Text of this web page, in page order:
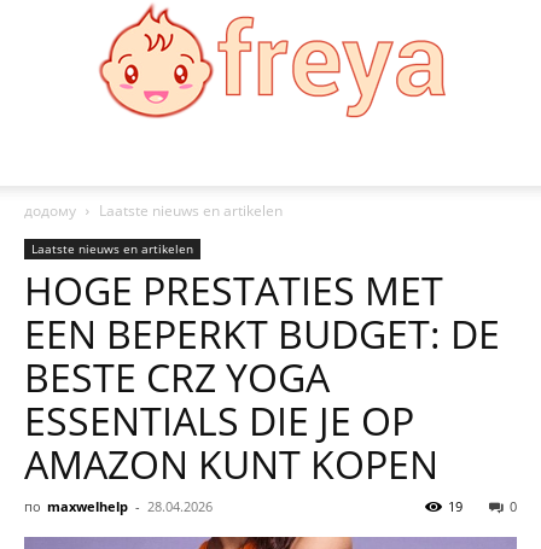
додому
Laatste nieuws en artikelen
Laatste nieuws en artikelen
HOGE PRESTATIES MET
EEN BEPERKT BUDGET: DE
BESTE CRZ YOGA
ESSENTIALS DIE JE OP
AMAZON KUNT KOPEN
по maxwelhelp - 28.04.2026 0
19